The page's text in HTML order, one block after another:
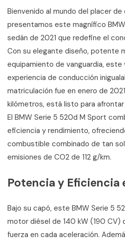
Bienvenido al mundo del placer de
presentamos este magnífico
sedán de 2021 que redefine el
Con su elegante diseño, potente
equipamiento de vanguardia, este
experiencia de conducción
matriculación fue en enero de
kilómetros, está listo para
El BMW Serie 5 520d M Sport
eficiencia y rendimiento,
combustible combinado de tan
emisiones de CO2 de 112 g/km.
Potencia y Eficiencia
Bajo su capó, este BMW Serie 5
motor diésel de 140 kW (190 CV)
fuerza en cada aceleración.